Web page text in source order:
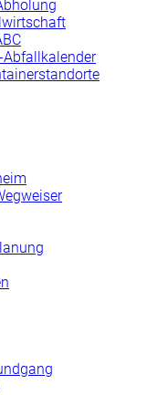
Abfallkalender